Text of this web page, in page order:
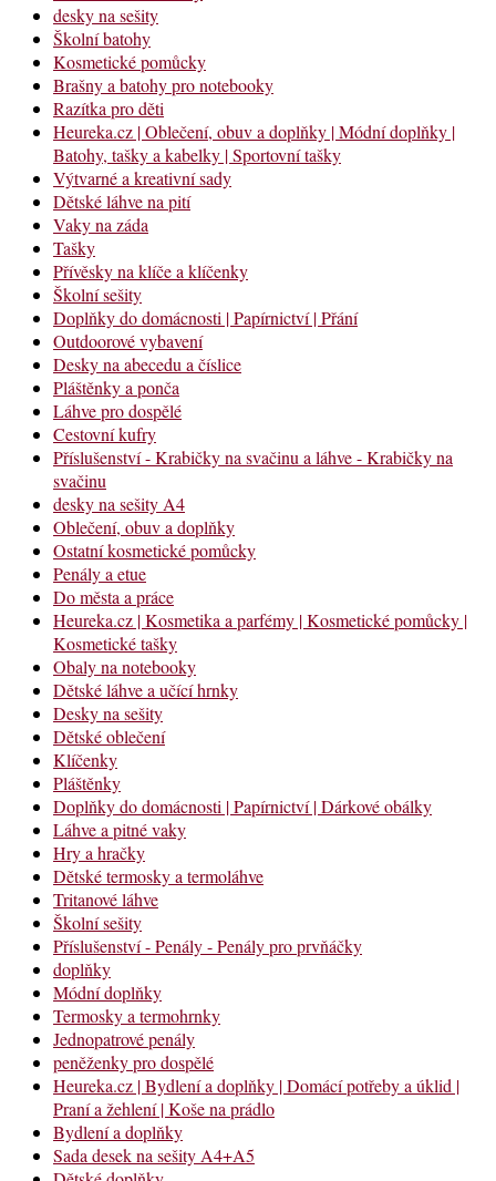
desky na sešity
Školní batohy
Kosmetické pomůcky
Brašny a batohy pro notebooky
Razítka pro děti
Heureka.cz | Oblečení, obuv a doplňky | Módní doplňky |
Batohy, tašky a kabelky | Sportovní tašky
Výtvarné a kreativní sady
Dětské láhve na pití
Vaky na záda
Tašky
Přívěsky na klíče a klíčenky
Školní sešity
Doplňky do domácnosti | Papírnictví | Přání
Outdoorové vybavení
Desky na abecedu a číslice
Pláštěnky a ponča
Láhve pro dospělé
Cestovní kufry
Příslušenství - Krabičky na svačinu a láhve - Krabičky na
svačinu
desky na sešity A4
Oblečení, obuv a doplňky
Ostatní kosmetické pomůcky
Penály a etue
Do města a práce
Heureka.cz | Kosmetika a parfémy | Kosmetické pomůcky |
Kosmetické tašky
Obaly na notebooky
Dětské láhve a učící hrnky
Desky na sešity
Dětské oblečení
Klíčenky
Pláštěnky
Doplňky do domácnosti | Papírnictví | Dárkové obálky
Láhve a pitné vaky
Hry a hračky
Dětské termosky a termoláhve
Tritanové láhve
Školní sešity
Příslušenství - Penály - Penály pro prvňáčky
doplňky
Módní doplňky
Termosky a termohrnky
Jednopatrové penály
peněženky pro dospělé
Heureka.cz | Bydlení a doplňky | Domácí potřeby a úklid |
Praní a žehlení | Koše na prádlo
Bydlení a doplňky
Sada desek na sešity A4+A5